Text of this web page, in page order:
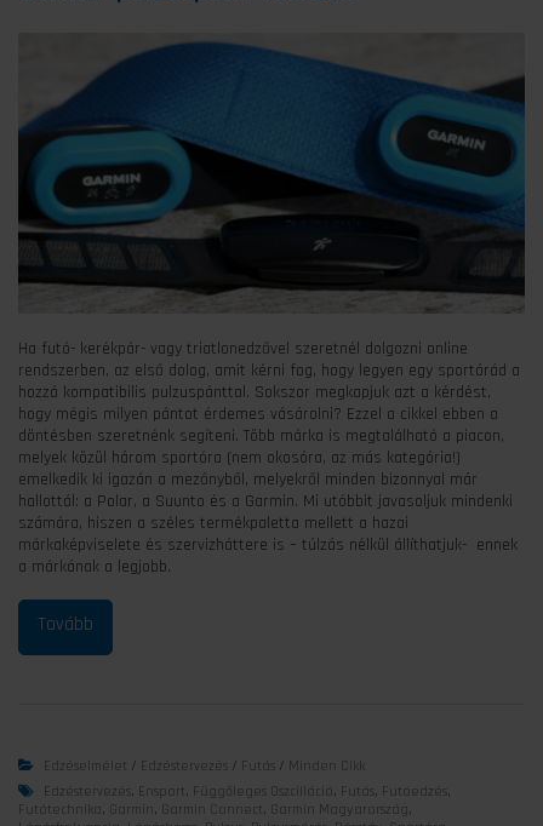
Ha futó- kerékpár- vagy triatlonedzővel szeretnél dolgozni online
rendszerben, az első dolog, amit kérni fog, hogy legyen egy sportórád a
hozzá kompatibilis pulzuspánttal. Sokszor megkapjuk azt a kérdést,
hogy mégis milyen pántot érdemes vásárolni? Ezzel a cikkel ebben a
döntésben szeretnénk segíteni. Több márka is megtalálható a piacon,
melyek közül három sportóra (nem okosóra, az más kategória!)
emelkedik ki igazán a mezőnyből, melyekről minden bizonnyal már
hallottál: a Polar, a Suunto és a Garmin. Mi utóbbit javasoljuk mindenki
számára, hiszen a széles termékpaletta mellett a hazai
márkaképviselete és szervizháttere is – túlzás nélkül állíthatjuk- ennek
a márkának a legjobb.
Edzéselmélet / Edzéstervezés / Futás / Minden Cikk
Edzéstervezés, Ensport , Függőleges Oszcilláció , Futás, Futóedzés,
Futótechnika, Garmin , Garmin Connect , Garmin Magyarország,